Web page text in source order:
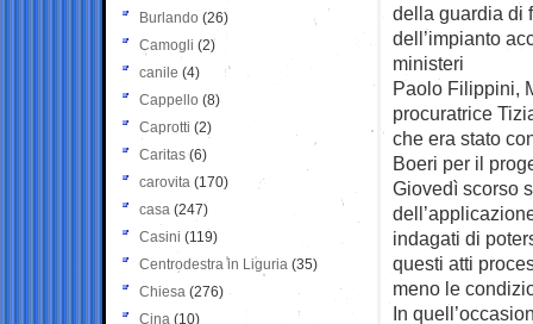
della guardia di
dell’impianto
ministeri
Paolo Filippini,
procuratrice
che era stato
Boeri per il
Giovedì scorso
indagati di
questi atti
meno le
In
Burlando (26)
Camogli (2)
canile (4)
Cappello (8)
Caprotti (2)
Caritas (6)
carovita (170)
casa (247)
Casini (119)
Centrodestra in Liguria (35)
Chiesa (276)
Cina (10)